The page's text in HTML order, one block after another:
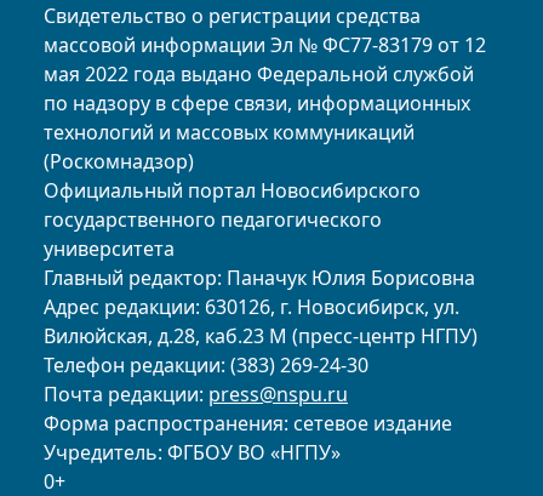
Свидетельство о регистрации средства
массовой информации Эл № ФС77-83179 от 12
мая 2022 года выдано Федеральной службой
по надзору в сфере связи, информационных
технологий и массовых коммуникаций
(Роскомнадзор)
Официальный портал Новосибирского
государственного педагогического
университета
Главный редактор: Паначук Юлия Борисовна
Адрес редакции: 630126, г. Новосибирск, ул.
Вилюйская, д.28, каб.23 М (пресс-центр НГПУ)
Телефон редакции: (383) 269-24-30
Почта редакции: press@nspu.ru
Форма распространения: сетевое издание
Учредитель: ФГБОУ ВО «НГПУ»
0+